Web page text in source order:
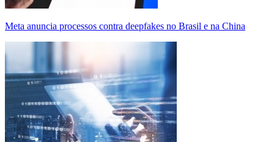
Meta anuncia processos contra deepfakes no Brasil e na China